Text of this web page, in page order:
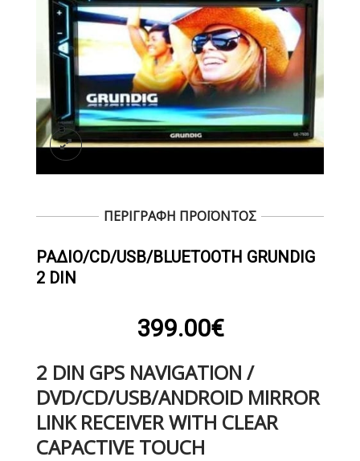
ΠΕΡΙΓΡΑΦΗ ΠΡΟΪΟΝΤΟΣ
ΡΆΔΙΟ/CD/USB/BLUETOOTH GRUNDIG
2 DIN
399.00€
2 DIN GPS NAVIGATION /
DVD/CD/USB/ANDROID MIRROR
LINK RECEIVER WITH CLEAR
CAPACTIVE TOUCH